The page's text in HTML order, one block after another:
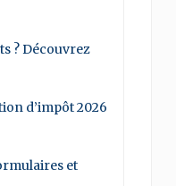
? Découvrez
d’impôt 2026
et